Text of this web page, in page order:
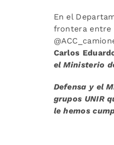
En el
frontera entre
Carlos
el Ministerio
Defensa y el
grupos UNIR
le hemos